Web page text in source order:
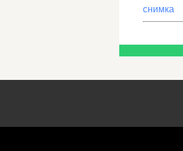
снимка